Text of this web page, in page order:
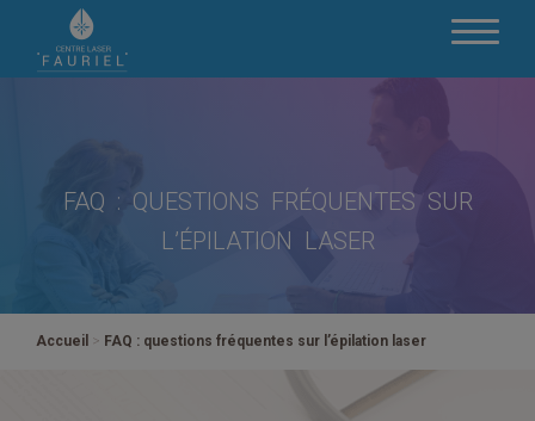
FAQ : QUESTIONS FRÉQUENTES SUR
L’ÉPILATION LASER
Accueil > FAQ : questions fréquentes sur l’épilation laser